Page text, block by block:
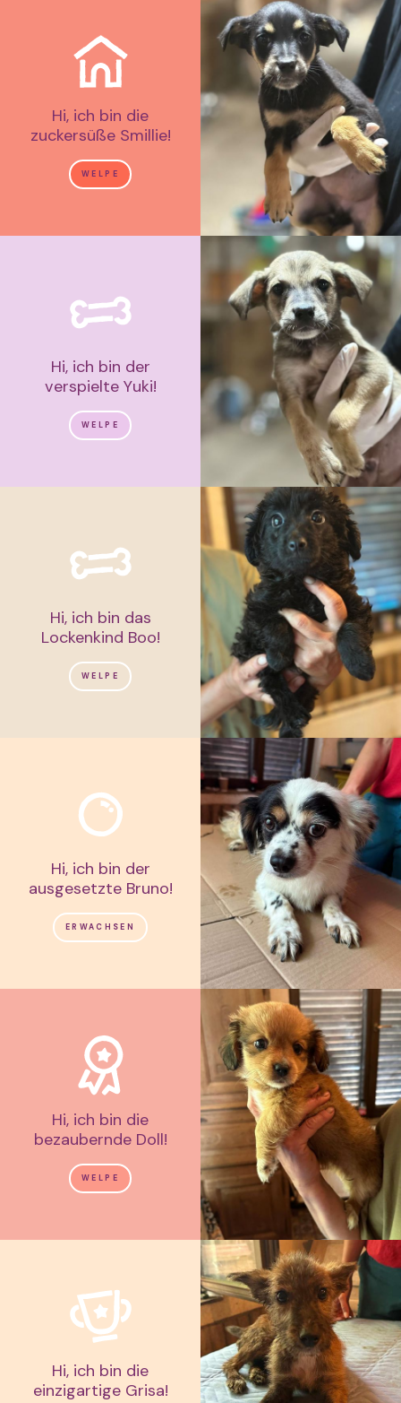
Hi, ich bin die
zuckersüße Smillie!
WELPE
Hi, ich bin der
verspielte Yuki!
WELPE
Hi, ich bin das
Lockenkind Boo!
WELPE
Hi, ich bin der
ausgesetzte Bruno!
ERWACHSEN
Hi, ich bin die
bezaubernde Doll!
WELPE
Hi, ich bin die
einzigartige Grisa!